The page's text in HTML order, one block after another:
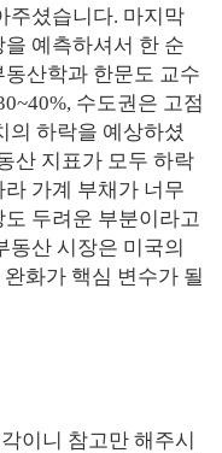
주셨습니다. 마지막
예측하셔서 한 순
산학과 한문도 교수
수도권은 고점
의 하락을 예상하셨
산 지표가 모두 하락
가계 부채가 너무
두려운 부분이라고
동산 시장은 미국의
화가 핵심 변수가 될
이니 참고만 해주시